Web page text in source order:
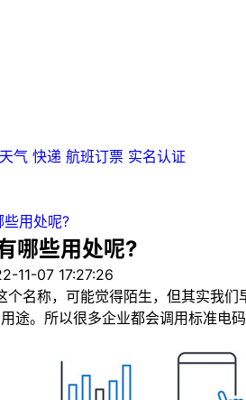
天气 快递 航班订票 实名认证
用处呢?
哪些用处呢?
11-07 17:27:26
称，可能觉得陌生，但其实我们
途。所以很多企业都会调用标准电